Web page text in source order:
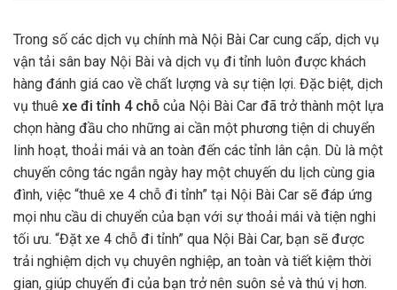
Trong số các dịch vụ chính mà Nội Bài Car cung cấp, dịch vụ
vận tải sân bay Nội Bài và dịch vụ đi tỉnh luôn được khách
hàng đánh giá cao về chất lượng và sự tiện lợi. Đặc biệt, dịch
vụ thuê xe đi tỉnh 4 chỗ của Nội Bài Car đã trở thành một lựa
chọn hàng đầu cho những ai cần một phương tiện di chuyển
linh hoạt, thoải mái và an toàn đến các tỉnh lân cận. Dù là một
chuyến công tác ngắn ngày hay một chuyến du lịch cùng gia
đình, việc “thuê xe 4 chỗ đi tỉnh” tại Nội Bài Car sẽ đáp ứng
mọi nhu cầu di chuyển của bạn với sự thoải mái và tiện nghi
tối ưu. “Đặt xe 4 chỗ đi tỉnh” qua Nội Bài Car, bạn sẽ được
trải nghiệm dịch vụ chuyên nghiệp, an toàn và tiết kiệm thời
gian, giúp chuyến đi của bạn trở nên suôn sẻ và thú vị hơn.